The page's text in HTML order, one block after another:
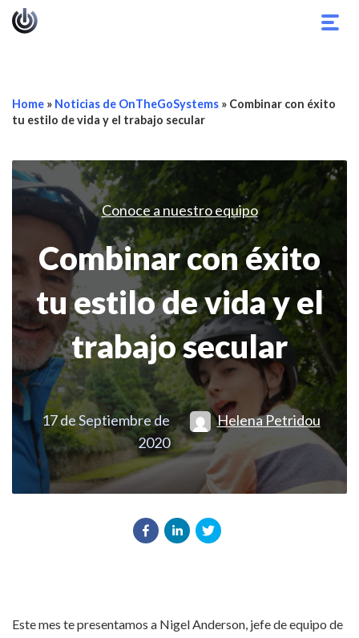
Home » Noticias de OnTheGoSystems » Combinar con éxito
tu estilo de vida y el trabajo secular
Conoce a nuestro equipo
Combinar con éxito
tu estilo de vida y el
trabajo secular
17 de Septiembre de
2020
Helena Petridou
Este mes te presentamos a Nigel Anderson, jefe de equipo de